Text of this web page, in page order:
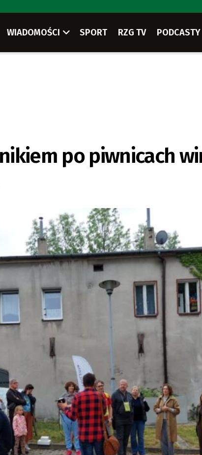
WIADOMOŚCI SPORT RZG TV PODCASTY
po piwnicach